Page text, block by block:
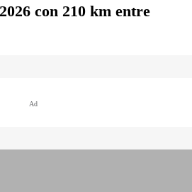
con 210 km entre
Ad